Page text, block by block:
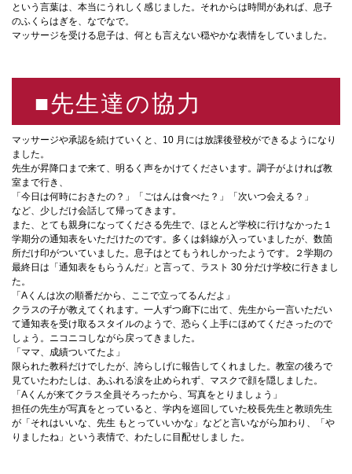
という言葉は、本当にうれしく感じました。それからは時間があれば、息子
のふくらはぎを、なでなで。
マッサージを受ける息子は、何とも言えない穏やかな表情をしていました。
■先生達の協力
マッサージや承認を続けていくと、10 月には放課後登校ができるようになり
ました。
先生が昇降口まで来て、明るく声をかけてくださいます。調子がよければ教
室まで行き、
「今日は何時におきたの？」「ごはんは食べた？」「次いつ会える？」
など、少しだけ会話して帰ってきます。
また、とても親身になってくださる先生で、ほとんど学校に行けなかった１
学期分の通知表をいただけたのです。多くは斜線が入っていましたが、数箇
所だけ印がついていました。息子はとてもうれしかったようです。２学期の
最終日は「通知表をもらうんだ」と言って、ラスト 30 分だけ学校に行きまし
た。
「Aくんは次の順番だから、ここで立ってるんだよ」
クラスの子が教えてくれます。一人ずつ廊下に出て、先生から一言いただい
て通知表を受け取るスタイルのようで、恐らく上手にほめてくださったので
しょう。ニコニコしながら戻ってきました。
「ママ、成績ついてたよ」
限られた教科だけでしたが、誇らしげに報告してくれました。教室の後ろで
見ていたわたしは、あふれる涙を止められず、マスクで顔を隠しました。
「Aくんが来てクラス全員そろったから、写真をとりましょう」
担任の先生が写真をとっていると、学内を巡回していた校⾧先生と教頭先生
が「それはいいな、先生 もとっていいかな」などと言いながら加わり、「や
りましたね」という表情で、わたしに目配せしまし た。